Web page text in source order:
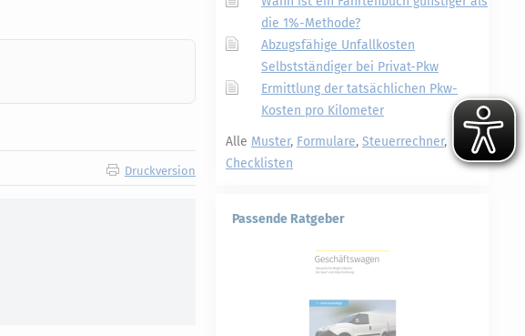
Druckversion
die 1%-Methode?
Abzugsfähige Unfallkosten
Selbstständiger bei Privat-Pkw
Ermittlung der tatsächlichen Pkw-
Kosten pro Kilometer
Alle Muster, Formulare, Steuerrechner,
Checklisten
Passende Ratgeber